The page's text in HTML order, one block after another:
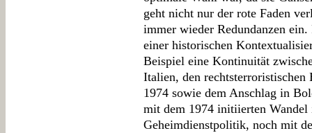
geht nicht nur der rote Faden
immer wieder Redundanzen
einer historischen
Beispiel eine Kontinuität
Italien, den rechtsterroristischen
1974 sowie dem Anschlag in
mit dem 1974 initiierten Wandel
Geheimdienstpolitik, noch mit